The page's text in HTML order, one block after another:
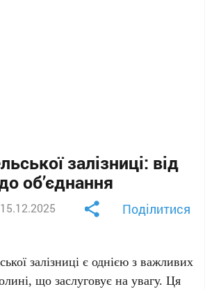
залізниці: від
об’єднання
Поділитися
залізниці є однією з важливих
що заслуговує на увагу. Ця